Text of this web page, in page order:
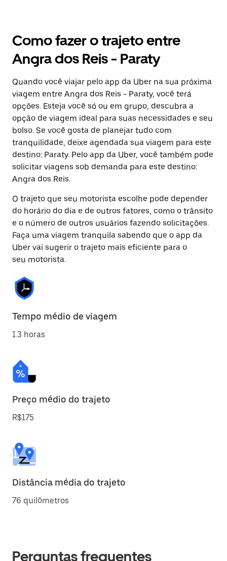
Como fazer o trajeto entre
Angra dos Reis - Paraty
Quando você viajar pelo app da Uber na sua próxima
viagem entre Angra dos Reis - Paraty, você terá
opções. Esteja você só ou em grupo, descubra a
opção de viagem ideal para suas necessidades e seu
bolso. Se você gosta de planejar tudo com
tranquilidade, deixe agendada sua viagem para este
destino: Paraty. Pelo app da Uber, você também pode
solicitar viagens sob demanda para este destino:
Angra dos Reis.
O trajeto que seu motorista escolhe pode depender
do horário do dia e de outros fatores, como o trânsito
e o número de outros usuários fazendo solicitações.
Faça uma viagem tranquila sabendo que o app da
Uber vai sugerir o trajeto mais eficiente para o
seu motorista.
Tempo médio de viagem
1.3 horas
Preço médio do trajeto
R$175
Distância média do trajeto
76 quilômetros
Perguntas frequentes